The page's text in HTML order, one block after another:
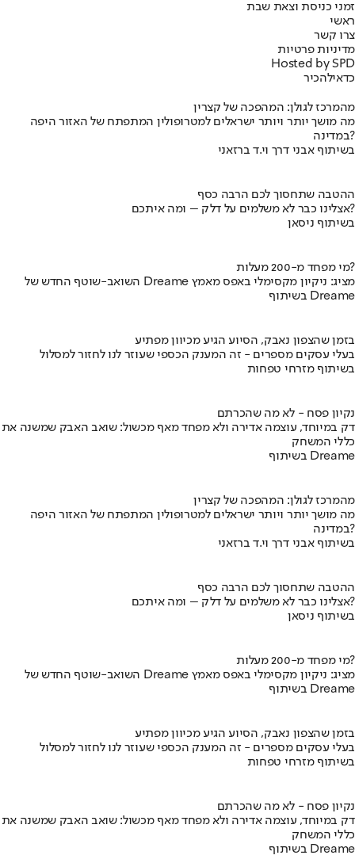
זמני כניסת וצאת שבת
ראשי
צרו קשר
מדיניות פרטיות
Hosted by SPD
כדאילהכיר
מהמרכז לגולן: המהפכה של קצרין
מה מושך יותר ויותר ישראלים למטרופולין המתפתח של האזור היפה
במדינה?
בשיתוף אבני דרך וי.ד ברזאני
ההטבה שתחסוך לכם הרבה כסף
אצלינו כבר לא משלמים על דלק – ומה איתכם?
בשיתוף ניסאן
מי מפחד מ-200 מעלות?
השואב-שוטף החדש של Dreame מציג: ניקיון מקסימלי באפס מאמץ
בשיתוף Dreame
בזמן שהצפון נאבק, הסיוע הגיע מכיוון מפתיע
בעלי עסקים מספרים - זה המענק הכספי שעוזר לנו לחזור למסלול
בשיתוף מזרחי טפחות
נקיון פסח - לא מה שהכרתם
דק במיוחד, עוצמה אדירה ולא מפחד מאף מכשול: שואב האבק שמשנה את
כללי המשחק
בשיתוף Dreame
מהמרכז לגולן: המהפכה של קצרין
מה מושך יותר ויותר ישראלים למטרופולין המתפתח של האזור היפה
במדינה?
בשיתוף אבני דרך וי.ד ברזאני
ההטבה שתחסוך לכם הרבה כסף
אצלינו כבר לא משלמים על דלק – ומה איתכם?
בשיתוף ניסאן
מי מפחד מ-200 מעלות?
השואב-שוטף החדש של Dreame מציג: ניקיון מקסימלי באפס מאמץ
בשיתוף Dreame
בזמן שהצפון נאבק, הסיוע הגיע מכיוון מפתיע
בעלי עסקים מספרים - זה המענק הכספי שעוזר לנו לחזור למסלול
בשיתוף מזרחי טפחות
נקיון פסח - לא מה שהכרתם
דק במיוחד, עוצמה אדירה ולא מפחד מאף מכשול: שואב האבק שמשנה את
כללי המשחק
בשיתוף Dreame